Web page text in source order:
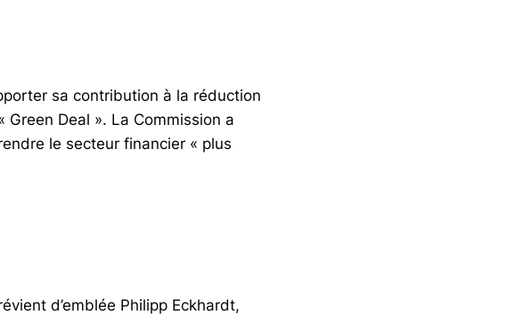
sa contribution à la réduction
Deal ». La Commission a
le secteur financier « plus
d’emblée Philipp Eckhardt,